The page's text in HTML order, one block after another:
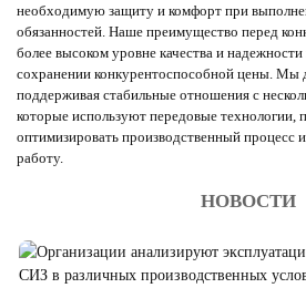
необходимую защиту и комфорт при
обязанностей. Наше преимущество перед
более высоком уровне качества и
сохранении конкурентоспособной цены. Мы
поддерживая стабильные отношения с
которые используют передовые технологии,
оптимизировать производственный процесс
работу.
НОВОСТИ